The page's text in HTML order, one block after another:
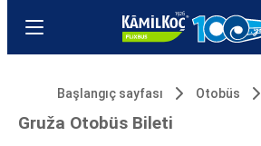
Başlangıç sayfası Otobüs
Gruža Otobüs Bileti